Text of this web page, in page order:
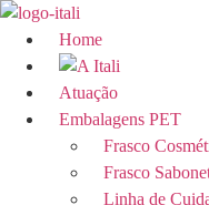
Ir
para
conteúdo
Home
Atuação
Embalagens PET
Frasco
Frasco
Linha de